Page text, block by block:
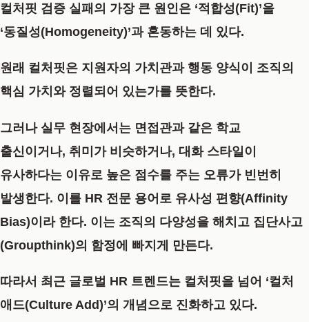
컬처핏 검증 실패의 가장 큰 원인은 ‘적합성(Fit)’을
‘동질성(Homogeneity)’과 혼동하는 데 있다.
원래 컬처핏은 지원자의 가치관과 행동 양식이 조직의
핵심 가치와 정렬되어 있는가를 뜻한다.
그러나 실무 현장에서는 면접관과 같은 학교
출신이거나, 취미가 비슷하거나, 대화 스타일이
유사하다는 이유로 높은 점수를 주는 오류가 빈번히
발생한다. 이를 HR 전문 용어로 유사성 편향(Affinity
Bias)이라 한다. 이는 조직의 다양성을 해치고 집단사고
(Groupthink)의 함정에 빠지게 만든다.
따라서 최근 글로벌 HR 트렌드는 컬처핏을 넘어 ‘컬처
애드(Culture Add)’의 개념으로 진화하고 있다.